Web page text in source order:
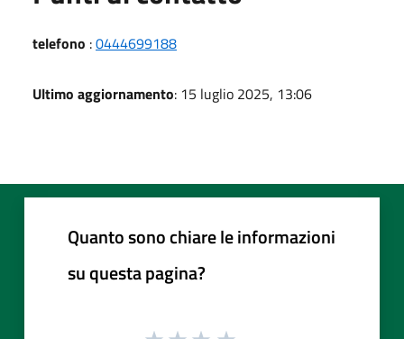
telefono :0444699188
Ultimo aggiornamento: 15 luglio 2025, 13:06
Quanto sono chiare le informazioni
su questa pagina?